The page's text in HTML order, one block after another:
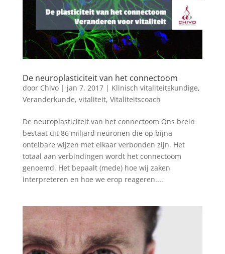
De neuroplasticiteit van het connectoom
door Chivo| jan 7, 2017| Klinisch vitaliteitskundige,
Veranderkunde, vitaliteit, Vitaliteitscoach
De neuroplasticiteit van het connectoom Ons brein
bestaat uit 86 miljard neuronen die op bijna
ontelbare wijzen met elkaar verbonden zijn. Het
totaal aan verbindingen wordt het connectoom
genoemd. Het bepaalt (mede) hoe wij zaken
interpreteren en hoe we erop reageren....